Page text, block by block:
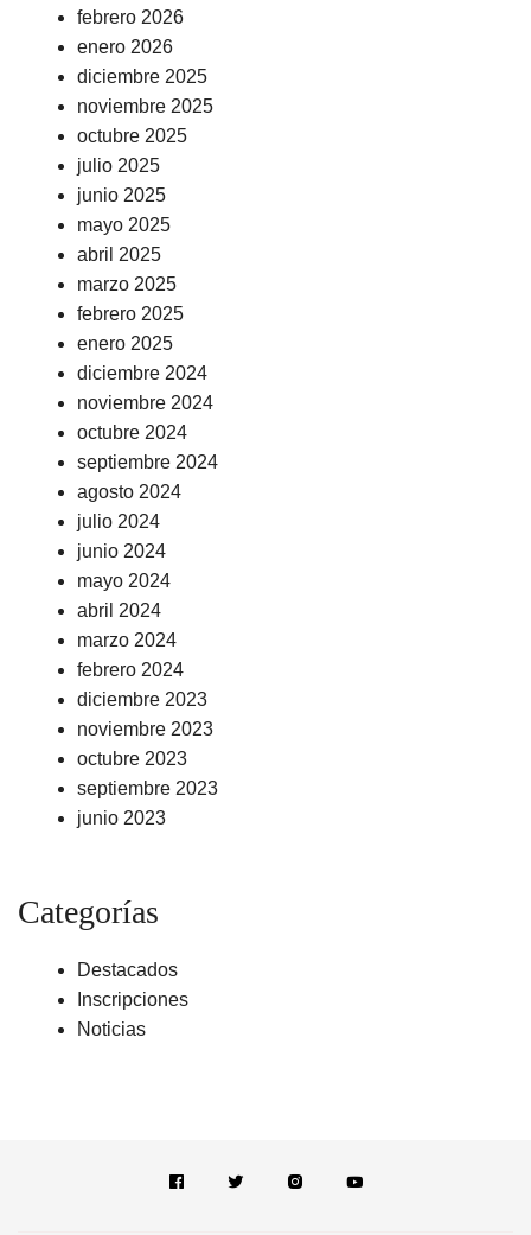
febrero 2026
enero 2026
diciembre 2025
noviembre 2025
octubre 2025
julio 2025
junio 2025
mayo 2025
abril 2025
marzo 2025
febrero 2025
enero 2025
diciembre 2024
noviembre 2024
octubre 2024
septiembre 2024
agosto 2024
julio 2024
junio 2024
mayo 2024
abril 2024
marzo 2024
febrero 2024
diciembre 2023
noviembre 2023
octubre 2023
septiembre 2023
junio 2023
Categorías
Destacados
Inscripciones
Noticias